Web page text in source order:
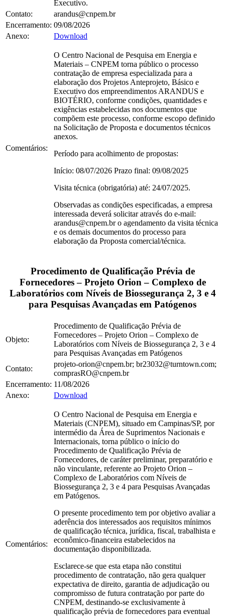
Executivo.
Contato:
arandus@cnpem.br
Encerramento: 09/08/2026
Anexo:
Download
Comentários:
O Centro Nacional de Pesquisa em Energia e
Materiais – CNPEM torna público o processo
contratação de empresa especializada para a
elaboração dos Projetos Anteprojeto, Básico e
Executivo dos empreendimentos ARANDUS e
BIOTÉRIO, conforme condições, quantidades e
exigências estabelecidas nos documentos que
compõem este processo, conforme escopo definido
na Solicitação de Proposta e documentos técnicos
anexos.
Período para acolhimento de propostas:
Início: 08/07/2026 Prazo final: 09/08/2025
Visita técnica (obrigatória) até: 24/07/2025.
Observadas as condições especificadas, a empresa
interessada deverá solicitar através do e-mail:
arandus@cnpem.br o agendamento da visita técnica
e os demais documentos do processo para
elaboração da Proposta comercial/técnica.
Procedimento de Qualificação Prévia de
Fornecedores – Projeto Orion – Complexo de
Laboratórios com Níveis de Biossegurança 2, 3 e 4
para Pesquisas Avançadas em Patógenos
Objeto:
Procedimento de Qualificação Prévia de
Fornecedores – Projeto Orion – Complexo de
Laboratórios com Níveis de Biossegurança 2, 3 e 4
para Pesquisas Avançadas em Patógenos
Contato:
projeto-orion@cnpem.br; br23032@turntown.com;
comprasRO@cnpem.br
Encerramento: 11/08/2026
Anexo:
Download
Comentários:
O Centro Nacional de Pesquisa em Energia e
Materiais (CNPEM), situado em Campinas/SP, por
intermédio da Área de Suprimentos Nacionais e
Internacionais, torna público o início do
Procedimento de Qualificação Prévia de
Fornecedores, de caráter preliminar, preparatório e
não vinculante, referente ao Projeto Orion –
Complexo de Laboratórios com Níveis de
Biossegurança 2, 3 e 4 para Pesquisas Avançadas
em Patógenos.
O presente procedimento tem por objetivo avaliar a
aderência dos interessados aos requisitos mínimos
de qualificação técnica, jurídica, fiscal, trabalhista e
econômico-financeira estabelecidos na
documentação disponibilizada.
Esclarece-se que esta etapa não constitui
procedimento de contratação, não gera qualquer
expectativa de direito, garantia de adjudicação ou
compromisso de futura contratação por parte do
CNPEM, destinando-se exclusivamente à
qualificação prévia de fornecedores para eventual